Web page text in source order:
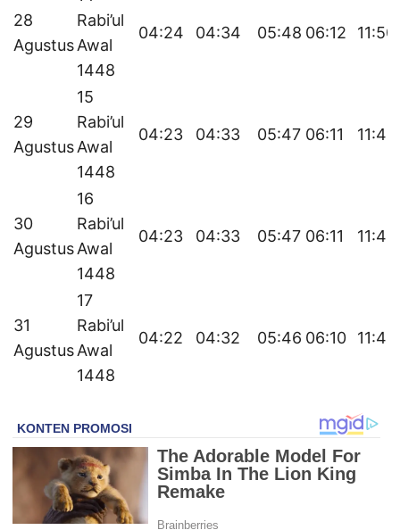
28
Agustus
Rabi’ul
Awal
1448
04:24 04:34 05:48 06:12 11:50
29
Agustus
15
Rabi’ul
Awal
1448
04:23 04:33 05:47 06:11 11:49
30
Agustus
16
Rabi’ul
Awal
1448
04:23 04:33 05:47 06:11 11:49
31
Agustus
17
Rabi’ul
Awal
1448
04:22 04:32 05:46 06:10 11:49